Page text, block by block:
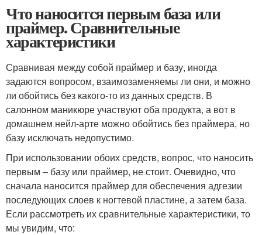
Что наносится первым база или
праймер. Сравнительные
характеристики
Сравнивая между собой праймер и базу, иногда
задаются вопросом, взаимозаменяемы ли они, и можно
ли обойтись без какого-то из данных средств. В
салонном маникюре участвуют оба продукта, а вот в
домашнем нейл-арте можно обойтись без праймера, но
базу исключать недопустимо.
При использовании обоих средств, вопрос, что наносить
первым – базу или праймер, не стоит. Очевидно, что
сначала наносится праймер для обеспечения адгезии
последующих слоев к ногтевой пластине, а затем база.
Если рассмотреть их сравнительные характеристики, то
мы увидим, что: